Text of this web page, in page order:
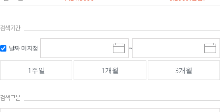
검색기간
날짜 미지정
시
작
일
선
~
종
료
선
1주일 1개월 3개월
검색구분